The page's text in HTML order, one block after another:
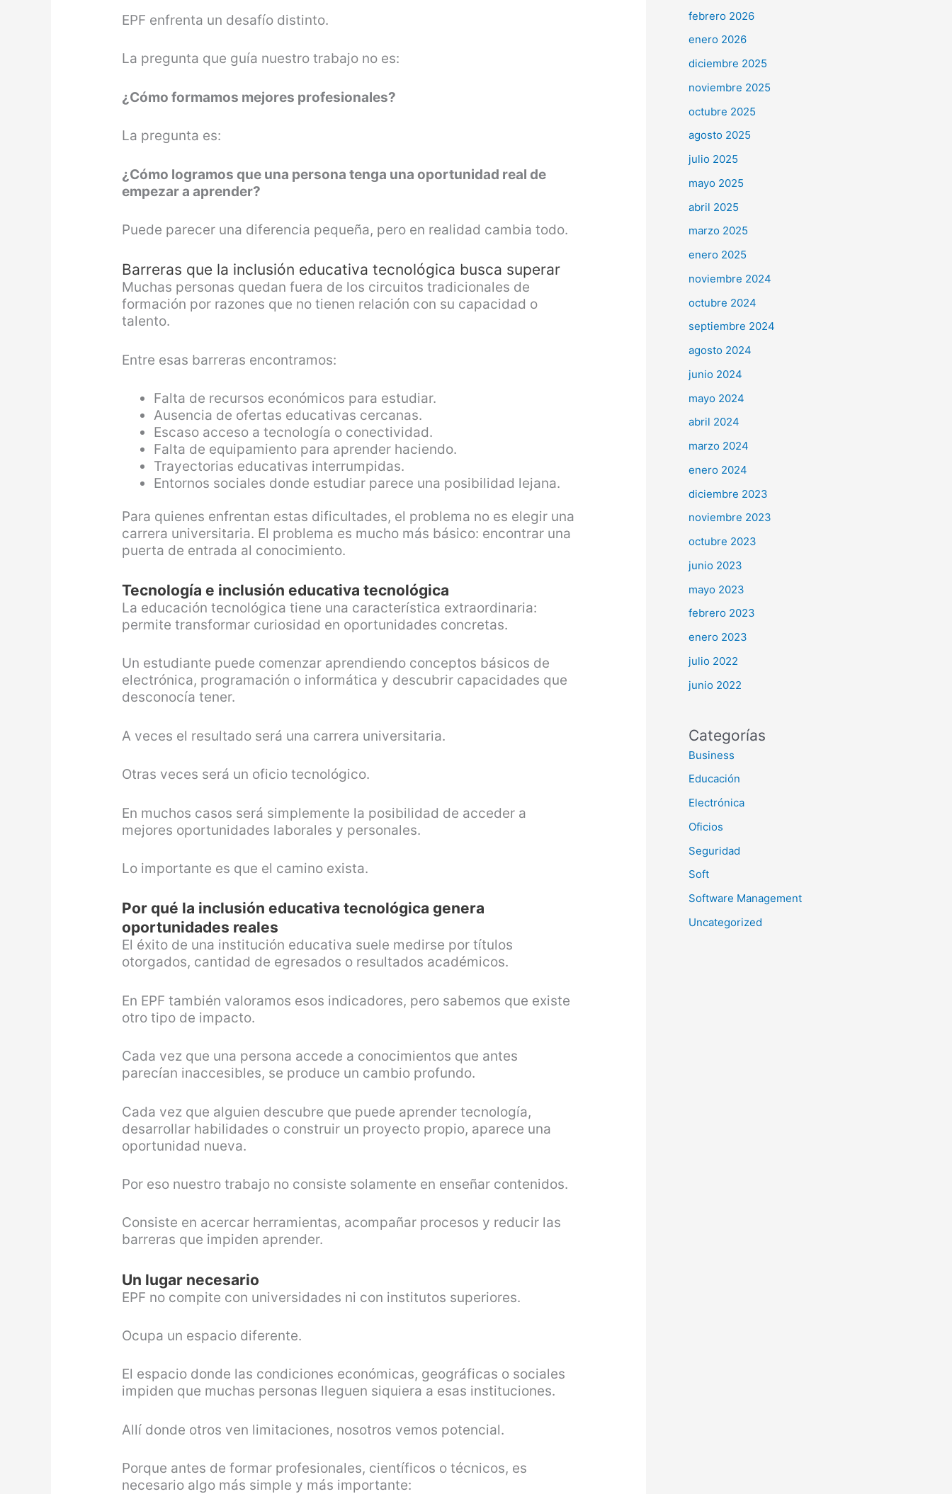
EPF enfrenta un desafío distinto.
La pregunta que guía nuestro trabajo no es:
¿Cómo formamos mejores profesionales?
La pregunta es:
¿Cómo logramos que una persona tenga una oportunidad real de
empezar a aprender?
Puede parecer una diferencia pequeña, pero en realidad cambia todo.
Barreras que la inclusión educativa tecnológica busca superar
Muchas personas quedan fuera de los circuitos tradicionales de
formación por razones que no tienen relación con su capacidad o
talento.
Entre esas barreras encontramos:
Falta de recursos económicos para estudiar.
Ausencia de ofertas educativas cercanas.
Escaso acceso a tecnología o conectividad.
Falta de equipamiento para aprender haciendo.
Trayectorias educativas interrumpidas.
Entornos sociales donde estudiar parece una posibilidad lejana.
Para quienes enfrentan estas dificultades, el problema no es elegir una
carrera universitaria. El problema es mucho más básico: encontrar una
puerta de entrada al conocimiento.
Tecnología e inclusión educativa tecnológica
La educación tecnológica tiene una característica extraordinaria:
permite transformar curiosidad en oportunidades concretas.
Un estudiante puede comenzar aprendiendo conceptos básicos de
electrónica, programación o informática y descubrir capacidades que
desconocía tener.
A veces el resultado será una carrera universitaria.
Otras veces será un oficio tecnológico.
En muchos casos será simplemente la posibilidad de acceder a
mejores oportunidades laborales y personales.
Lo importante es que el camino exista.
Por qué la inclusión educativa tecnológica genera
oportunidades reales
El éxito de una institución educativa suele medirse por títulos
otorgados, cantidad de egresados o resultados académicos.
En EPF también valoramos esos indicadores, pero sabemos que existe
otro tipo de impacto.
Cada vez que una persona accede a conocimientos que antes
parecían inaccesibles, se produce un cambio profundo.
Cada vez que alguien descubre que puede aprender tecnología,
desarrollar habilidades o construir un proyecto propio, aparece una
oportunidad nueva.
Por eso nuestro trabajo no consiste solamente en enseñar contenidos.
Consiste en acercar herramientas, acompañar procesos y reducir las
barreras que impiden aprender.
Un lugar necesario
EPF no compite con universidades ni con institutos superiores.
Ocupa un espacio diferente.
El espacio donde las condiciones económicas, geográficas o sociales
impiden que muchas personas lleguen siquiera a esas instituciones.
Allí donde otros ven limitaciones, nosotros vemos potencial.
Porque antes de formar profesionales, científicos o técnicos, es
necesario algo más simple y más importante:
febrero 2026
enero 2026
diciembre 2025
noviembre 2025
octubre 2025
agosto 2025
julio 2025
mayo 2025
abril 2025
marzo 2025
enero 2025
noviembre 2024
octubre 2024
septiembre 2024
agosto 2024
junio 2024
mayo 2024
abril 2024
marzo 2024
enero 2024
diciembre 2023
noviembre 2023
octubre 2023
junio 2023
mayo 2023
febrero 2023
enero 2023
julio 2022
junio 2022
Categorías
Business
Educación
Electrónica
Oficios
Seguridad
Soft
Software Management
Uncategorized